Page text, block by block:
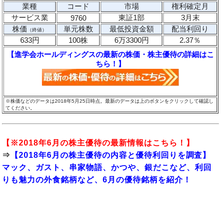
業種 コード 市場
権利確定月
サービス業
9760 東証1部
3月末
株価
（終値） 単元株数 最低投資金額
配当利回り
633円
100株 6万3300円
2.37％
【進学会ホールディングスの最新の株価・株主優待の詳細はこ
ちら！】
※株価などのデータは2018年5月25日時点。最新のデータは上のボタンをクリックして確認し
てください。
【※2018年6月の株主優待の最新情報はこちら！】
⇒ 【2018年6月の株主優待の内容と優待利回りを調査】
マック、ガスト、串家物語、かつや、銀だこなど、利回
りも魅力の外食銘柄など、6月の優待銘柄を紹介！